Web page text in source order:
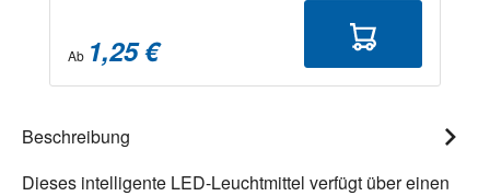
Ab 1,25 €
Beschreibung
Dieses intelligente LED-Leuchtmittel verfügt über einen